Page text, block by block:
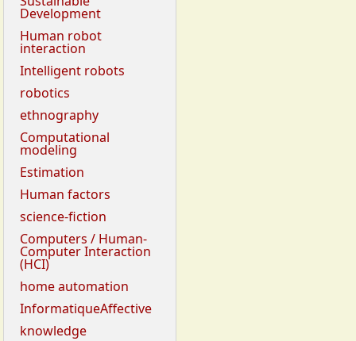
Development
Human robot
interaction
Intelligent robots
robotics
ethnography
Computational
modeling
Estimation
Human factors
science-fiction
Computers / Human-
Computer Interaction
(HCI)
home automation
InformatiqueAffective
knowledge